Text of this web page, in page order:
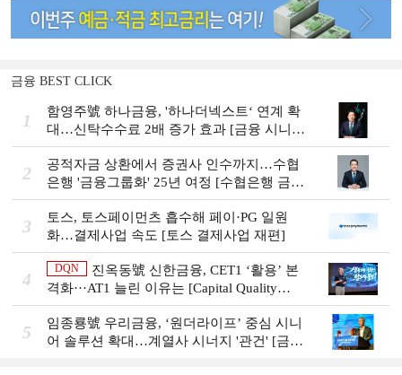
금융 BEST CLICK
1
함영주號 하나금융, '하나더넥스트‘ 연계 확
대…신탁수수료 2배 증가 효과 [금융 시니어
비즈니스 돋보기]
2
공적자금 상환에서 증권사 인수까지…수협
은행 '금융그룹화' 25년 여정 [수협은행 금융
그룹의 꿈①]
3
토스, 토스페이먼츠 흡수해 페이·PG 일원
화…결제사업 속도 [토스 결제사업 재편]
4
DQN
진옥동號 신한금융, CET1 ‘활용’ 본
격화···AT1 늘린 이유는 [Capital Quality
Review]
5
임종룡號 우리금융, ‘원더라이프’ 중심 시니
어 솔루션 확대…계열사 시너지 '관건' [금융